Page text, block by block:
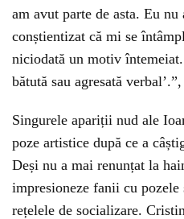
am avut parte de asta. Eu
conștientizat că mi se
niciodată un motiv
bătută sau agresată
Singurele apariții nud ale
poze artistice după ce a
Deși nu a mai renunțat la
impresioneze fanii cu pozele
rețelele de socializare.